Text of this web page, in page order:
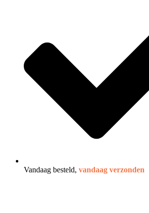
Vandaag besteld, vandaag verzonden